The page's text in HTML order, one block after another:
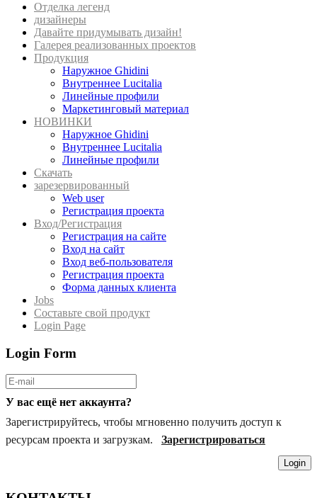
Отделка легенд
дизайнеры
Давайте придумывать дизайн!
Галерея реализованных проектов
Продукция
Наружное Ghidini
Внутреннее Lucitalia
Линейные профили
Маркетинговый материал
НОВИНКИ
Наружное Ghidini
Внутреннее Lucitalia
Линейные профили
Скачать
зарезервированный
Web user
Регистрация проекта
Вход/Регистрация
Регистрация на сайте
Вход на сайт
Вход веб-пользователя
Регистрация проекта
Форма данных клиента
Jobs
Составьте свой продукт
Login Page
Login Form
У вас ещё нет аккаунта?
Зарегистрируйтесь, чтобы мгновенно получить доступ к
ресурсам проекта и загрузкам.
Зарегистрироваться
Login